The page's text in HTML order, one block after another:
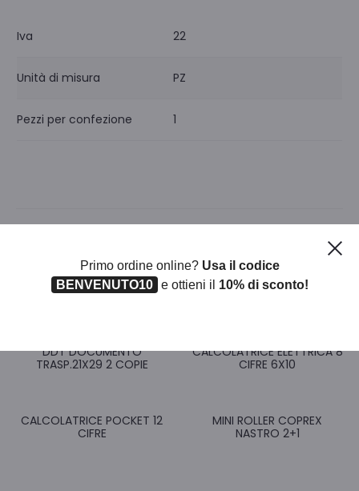
Iva 22
Unità di misura PZ
Pezzi per confezione 1
Prodotti correlati
DDT DOCUMENTO
TRASP.21X29 2 COPIE
CALCOLATRICE ELETTRICA 8
CIFRE 6X10
CALCOLATRICE POCKET 12
CIFRE
MINI ROLLER COPREX
NASTRO 2+1
Primo ordine online? Usa il codice
BENVENUTO10
e ottieni il 10% di sconto!